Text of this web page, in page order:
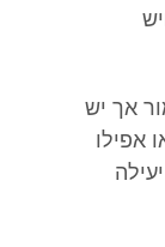
אך יש
אפילו